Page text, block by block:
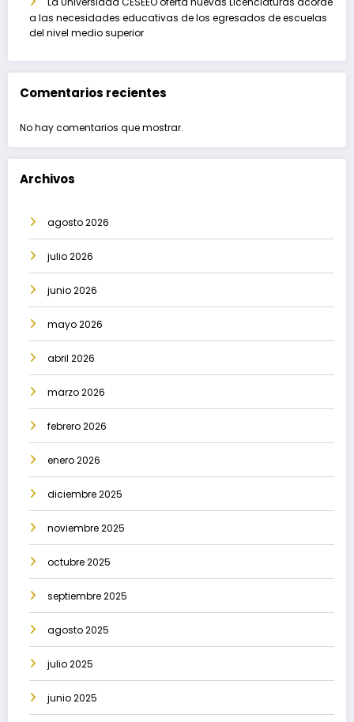
a las necesidades educativas de los egresados de escuelas
del nivel medio superior
Comentarios recientes
No hay comentarios que mostrar.
Archivos
agosto 2026
julio 2026
junio 2026
mayo 2026
abril 2026
marzo 2026
febrero 2026
enero 2026
diciembre 2025
noviembre 2025
octubre 2025
septiembre 2025
agosto 2025
julio 2025
junio 2025